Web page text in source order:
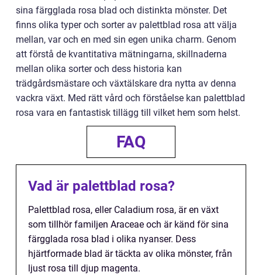
sina färgglada rosa blad och distinkta mönster. Det
finns olika typer och sorter av palettblad rosa att välja
mellan, var och en med sin egen unika charm. Genom
att förstå de kvantitativa mätningarna, skillnaderna
mellan olika sorter och dess historia kan
trädgårdsmästare och växtälskare dra nytta av denna
vackra växt. Med rätt vård och förståelse kan palettblad
rosa vara en fantastisk tillägg till vilket hem som helst.
FAQ
Vad är palettblad rosa?
Palettblad rosa, eller Caladium rosa, är en växt
som tillhör familjen Araceae och är känd för sina
färgglada rosa blad i olika nyanser. Dess
hjärtformade blad är täckta av olika mönster, från
ljust rosa till djup magenta.